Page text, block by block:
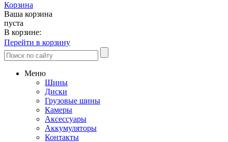
Корзина
Ваша корзина
пуста
В корзине:
Перейти в корзину
Меню
Шины
Диски
Грузовые шины
Камеры
Аксессуары
Аккумуляторы
Контакты